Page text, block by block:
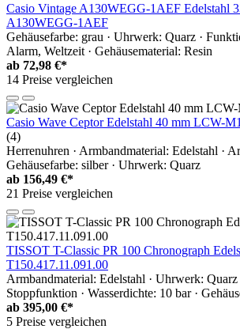
Casio Vintage A130WEGG-1AEF Edelstahl
A130WEGG-1AEF
Gehäusefarbe: grau · Uhrwerk: Quarz ·
Alarm, Weltzeit · Gehäusematerial: Resin
ab 72,98 €*
14 Preise vergleichen
Casio Wave Ceptor Edelstahl 40 mm LCW-
(4)
Herrenuhren · Armbandmaterial: Edelstahl ·
Gehäusefarbe: silber · Uhrwerk: Quarz
ab 156,49 €*
21 Preise vergleichen
TISSOT T-Classic PR 100 Chronograph
T150.417.11.091.00
Armbandmaterial: Edelstahl · Uhrwerk: Quarz
Stoppfunktion · Wasserdichte: 10 bar ·
ab 395,00 €*
5 Preise vergleichen